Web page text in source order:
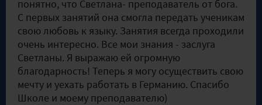
понятно, что Светлана- преподаватель от бога.
С первых занятий она смогла передать ученикам
свою любовь к языку. Занятия всегда проходили
очень интересно. Все мои знания - заслуга
Светланы. Я выражаю ей огромную
благодарность! Теперь я могу осуществить свою
мечту и уехать работать в Германию. Спасибо
Школе и моему преподавателю)